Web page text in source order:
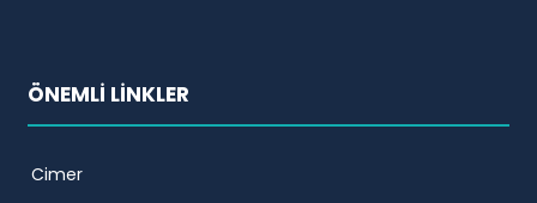
ÖNEMLİ LİNKLER
Cimer